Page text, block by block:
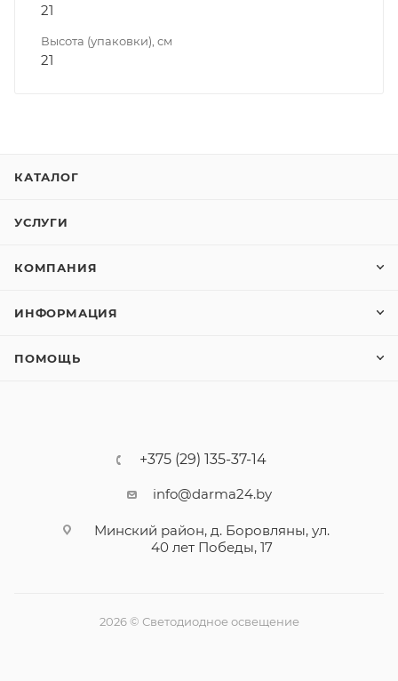
21
Высота (упаковки), см
21
КАТАЛОГ
УСЛУГИ
КОМПАНИЯ
ИНФОРМАЦИЯ
ПОМОЩЬ
+375 (29) 135-37-14
info@darma24.by
Минский район, д. Боровляны, ул.
40 лет Победы, 17
2026 © Светодиодное освещение